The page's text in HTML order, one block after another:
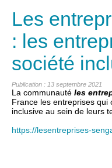
Les
: les
société
Publication : 13 septembre 2021
La communauté les
France les entreprises
inclusive au sein de leurs
https://lesentreprises-